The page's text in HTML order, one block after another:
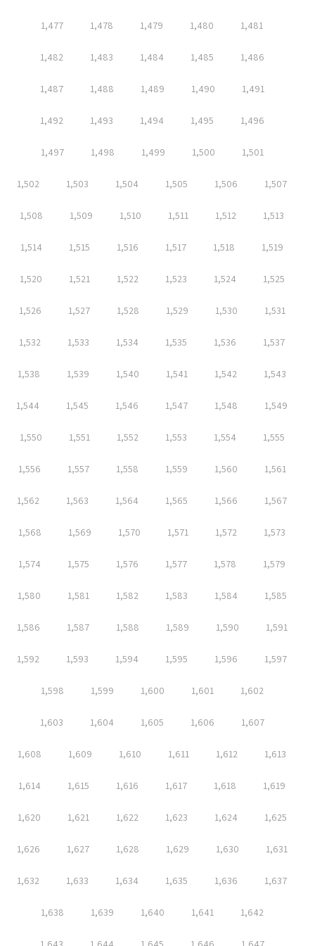
1,477 1,478 1,479 1,480 1,481
1,482 1,483 1,484 1,485 1,486
1,487 1,488 1,489 1,490 1,491
1,492 1,493 1,494 1,495 1,496
1,497 1,498 1,499 1,500 1,501
1,502 1,503 1,504 1,505 1,506 1,507
1,508 1,509 1,510 1,511 1,512 1,513
1,514 1,515 1,516 1,517 1,518 1,519
1,520 1,521 1,522 1,523 1,524 1,525
1,526 1,527 1,528 1,529 1,530 1,531
1,532 1,533 1,534 1,535 1,536 1,537
1,538 1,539 1,540 1,541 1,542 1,543
1,544 1,545 1,546 1,547 1,548 1,549
1,550 1,551 1,552 1,553 1,554 1,555
1,556 1,557 1,558 1,559 1,560 1,561
1,562 1,563 1,564 1,565 1,566 1,567
1,568 1,569 1,570 1,571 1,572 1,573
1,574 1,575 1,576 1,577 1,578 1,579
1,580 1,581 1,582 1,583 1,584 1,585
1,586 1,587 1,588 1,589 1,590 1,591
1,592 1,593 1,594 1,595 1,596 1,597
1,598 1,599 1,600 1,601 1,602
1,603 1,604 1,605 1,606 1,607
1,608 1,609 1,610 1,611 1,612 1,613
1,614 1,615 1,616 1,617 1,618 1,619
1,620 1,621 1,622 1,623 1,624 1,625
1,626 1,627 1,628 1,629 1,630 1,631
1,632 1,633 1,634 1,635 1,636 1,637
1,638 1,639 1,640 1,641 1,642